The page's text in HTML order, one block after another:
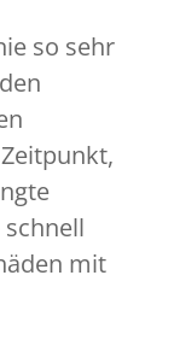
so sehr
mit